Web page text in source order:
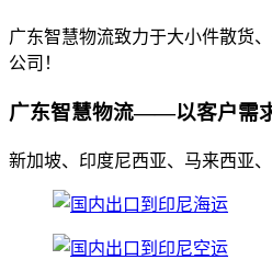
广东智慧物流致力于大小件散货
公司！
广东智慧物流——以客户需
新加坡、印度尼西亚、马来西亚